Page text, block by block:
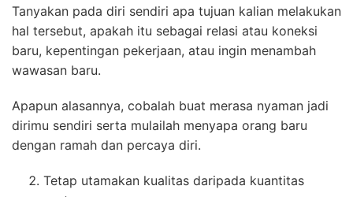
Tanyakan pada diri sendiri apa tujuan kalian melakukan
hal tersebut, apakah itu sebagai relasi atau koneksi
baru, kepentingan pekerjaan, atau ingin menambah
wawasan baru.
Apapun alasannya, cobalah buat merasa nyaman jadi
dirimu sendiri serta mulailah menyapa orang baru
dengan ramah dan percaya diri.
Tetap utamakan kualitas daripada kuantitas